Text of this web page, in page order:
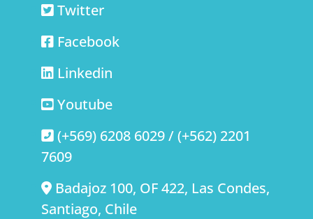
Twitter
Facebook
Linkedin
Youtube
(+569) 6208 6029 / (+562) 2201
7609
Badajoz 100, OF 422, Las Condes,
Santiago, Chile